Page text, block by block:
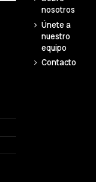
nosotros
Únete a
nuestro
equipo
Contacto